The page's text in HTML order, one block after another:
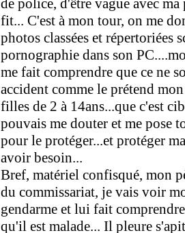
de police, d'être vague avec
fit... C'est à mon tour, on me
photos classées et répertoriées
pornographie dans son
me fait comprendre que ce ne
accident comme le prétend
filles de 2 à 14ans...que c'est
pouvais me douter et me pose
pour le protéger...et protéger
avoir besoin...
Bref, matériel confisqué, mon
du commissariat, je vais voir
gendarme et lui fait
qu'il est malade... Il pleure